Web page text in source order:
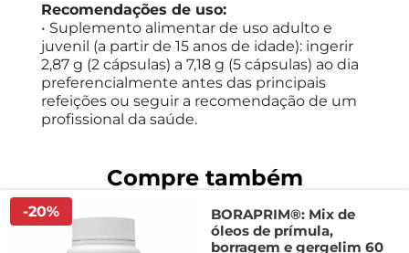
Recomendações de uso:
• Suplemento alimentar de uso adulto e
juvenil (a partir de 15 anos de idade): ingerir
2,87 g (2 cápsulas) a 7,18 g (5 cápsulas) ao dia
preferencialmente antes das principais
refeições ou seguir a recomendação de um
profissional da saúde.
-20%
BORAPRIM®: Mix de
óleos de prímula,
borragem e gergelim 60